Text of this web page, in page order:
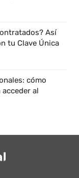
Así
tu Clave Única
cómo
al